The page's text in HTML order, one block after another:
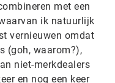
met een
ik natuurlijk
vernieuwen omdat
(goh, waarom?),
niet-merkdealers
en nog een keer